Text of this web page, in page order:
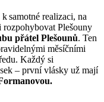
samotné realizaci, na
rozpohybovat Plešouny
přátel Plešounů. Ten
měsíčními
Každý si
– první vlásky už mají